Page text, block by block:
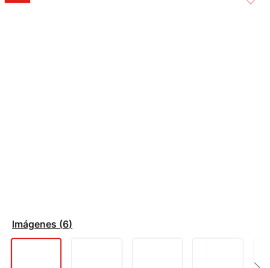
Imágenes (6)